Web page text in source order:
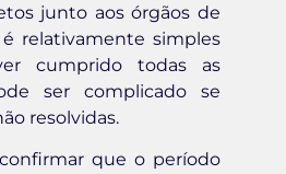
junto aos órgãos de
relativamente simples
cumprido todas as
ser complicado se
resolvidas.
que o período